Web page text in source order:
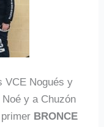
VCE Nogués y
y a Chuzón
BRONCE